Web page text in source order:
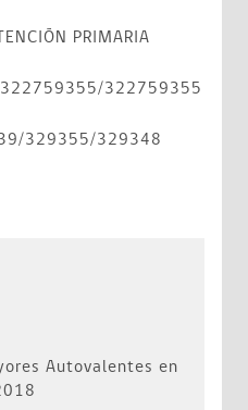
PRIMARIA
322759355/322759355
329355/329348
Autovalentes en